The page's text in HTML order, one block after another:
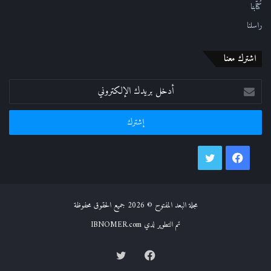
كُتّابنا
راسلنا
اشترك معنا
أدخل
بريدك
الإلكتروني
فيسبوك
مجلة البعد المفتوح © 2026 جميع الحقوق محفوظة
تم التطوير لدي IBNOMER.com
فيسبوك